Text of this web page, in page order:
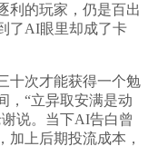
利的玩家，仍是百出
了AI眼里却成了卡
次才能获得一个勉
，“立异取安满是动
说。当下AI告白曾
加上后期投流成本，